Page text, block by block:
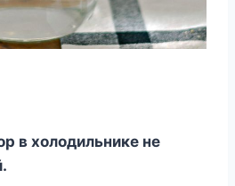
в холодильнике не